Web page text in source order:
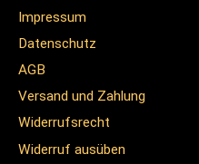
Impressum
Datenschutz
AGB
Versand und Zahlung
Widerrufsrecht
Widerruf ausüben